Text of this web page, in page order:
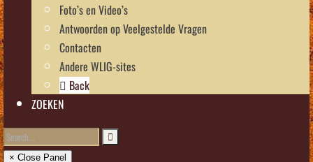
Foto’s en Video’s
Antwoorden op Veelgestelde Vragen
Contacten
Andere WLIG-sites
Back
ZOEKEN
× Close Panel